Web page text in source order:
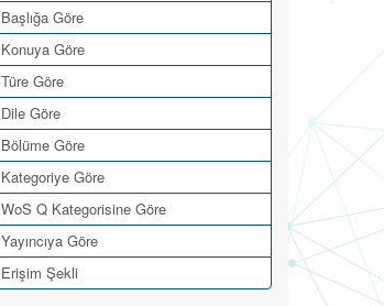
Başlığa Göre
Konuya Göre
Türe Göre
Dile Göre
Bölüme Göre
Kategoriye Göre
WoS Q Kategorisine Göre
Yayıncıya Göre
Erişim Şekli